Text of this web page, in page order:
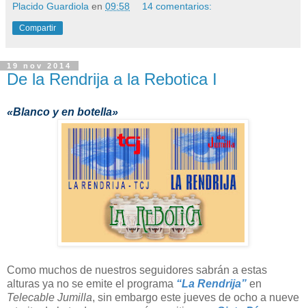
Placido Guardiola en 09:58 14 comentarios:
Compartir
19 nov 2014
De la Rendrija a la Rebotica I
«Blanco y en botella»
Como muchos de nuestros seguidores sabrán a estas
alturas ya no se emite el programa “La Rendrija” en
Telecable Jumilla, sin embargo este jueves de ocho a nueve